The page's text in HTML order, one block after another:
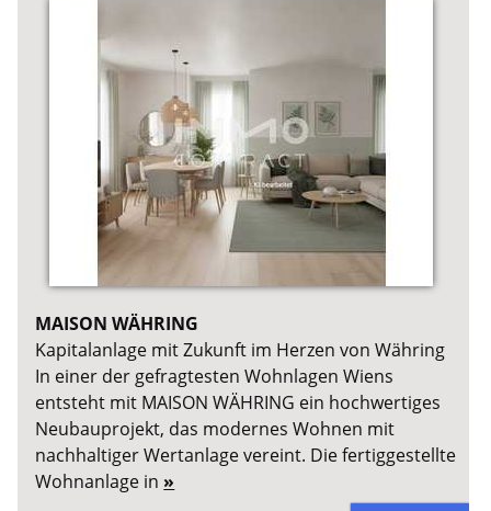
MAISON WÄHRING
Kapitalanlage mit Zukunft im Herzen von Währing
In einer der gefragtesten Wohnlagen Wiens
entsteht mit MAISON WÄHRING ein hochwertiges
Neubauprojekt, das modernes Wohnen mit
nachhaltiger Wertanlage vereint. Die fertiggestellte
Wohnanlage in »